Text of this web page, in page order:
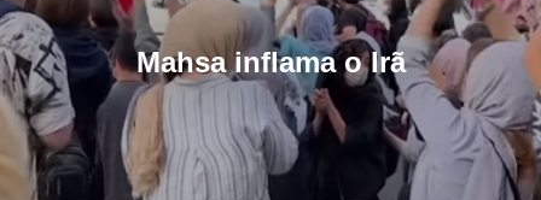
Mahsa inflama o Irã